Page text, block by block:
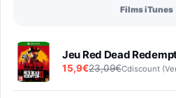
Films iTunes
Jeu Red Dead
15,9€23,09€Cdiscount